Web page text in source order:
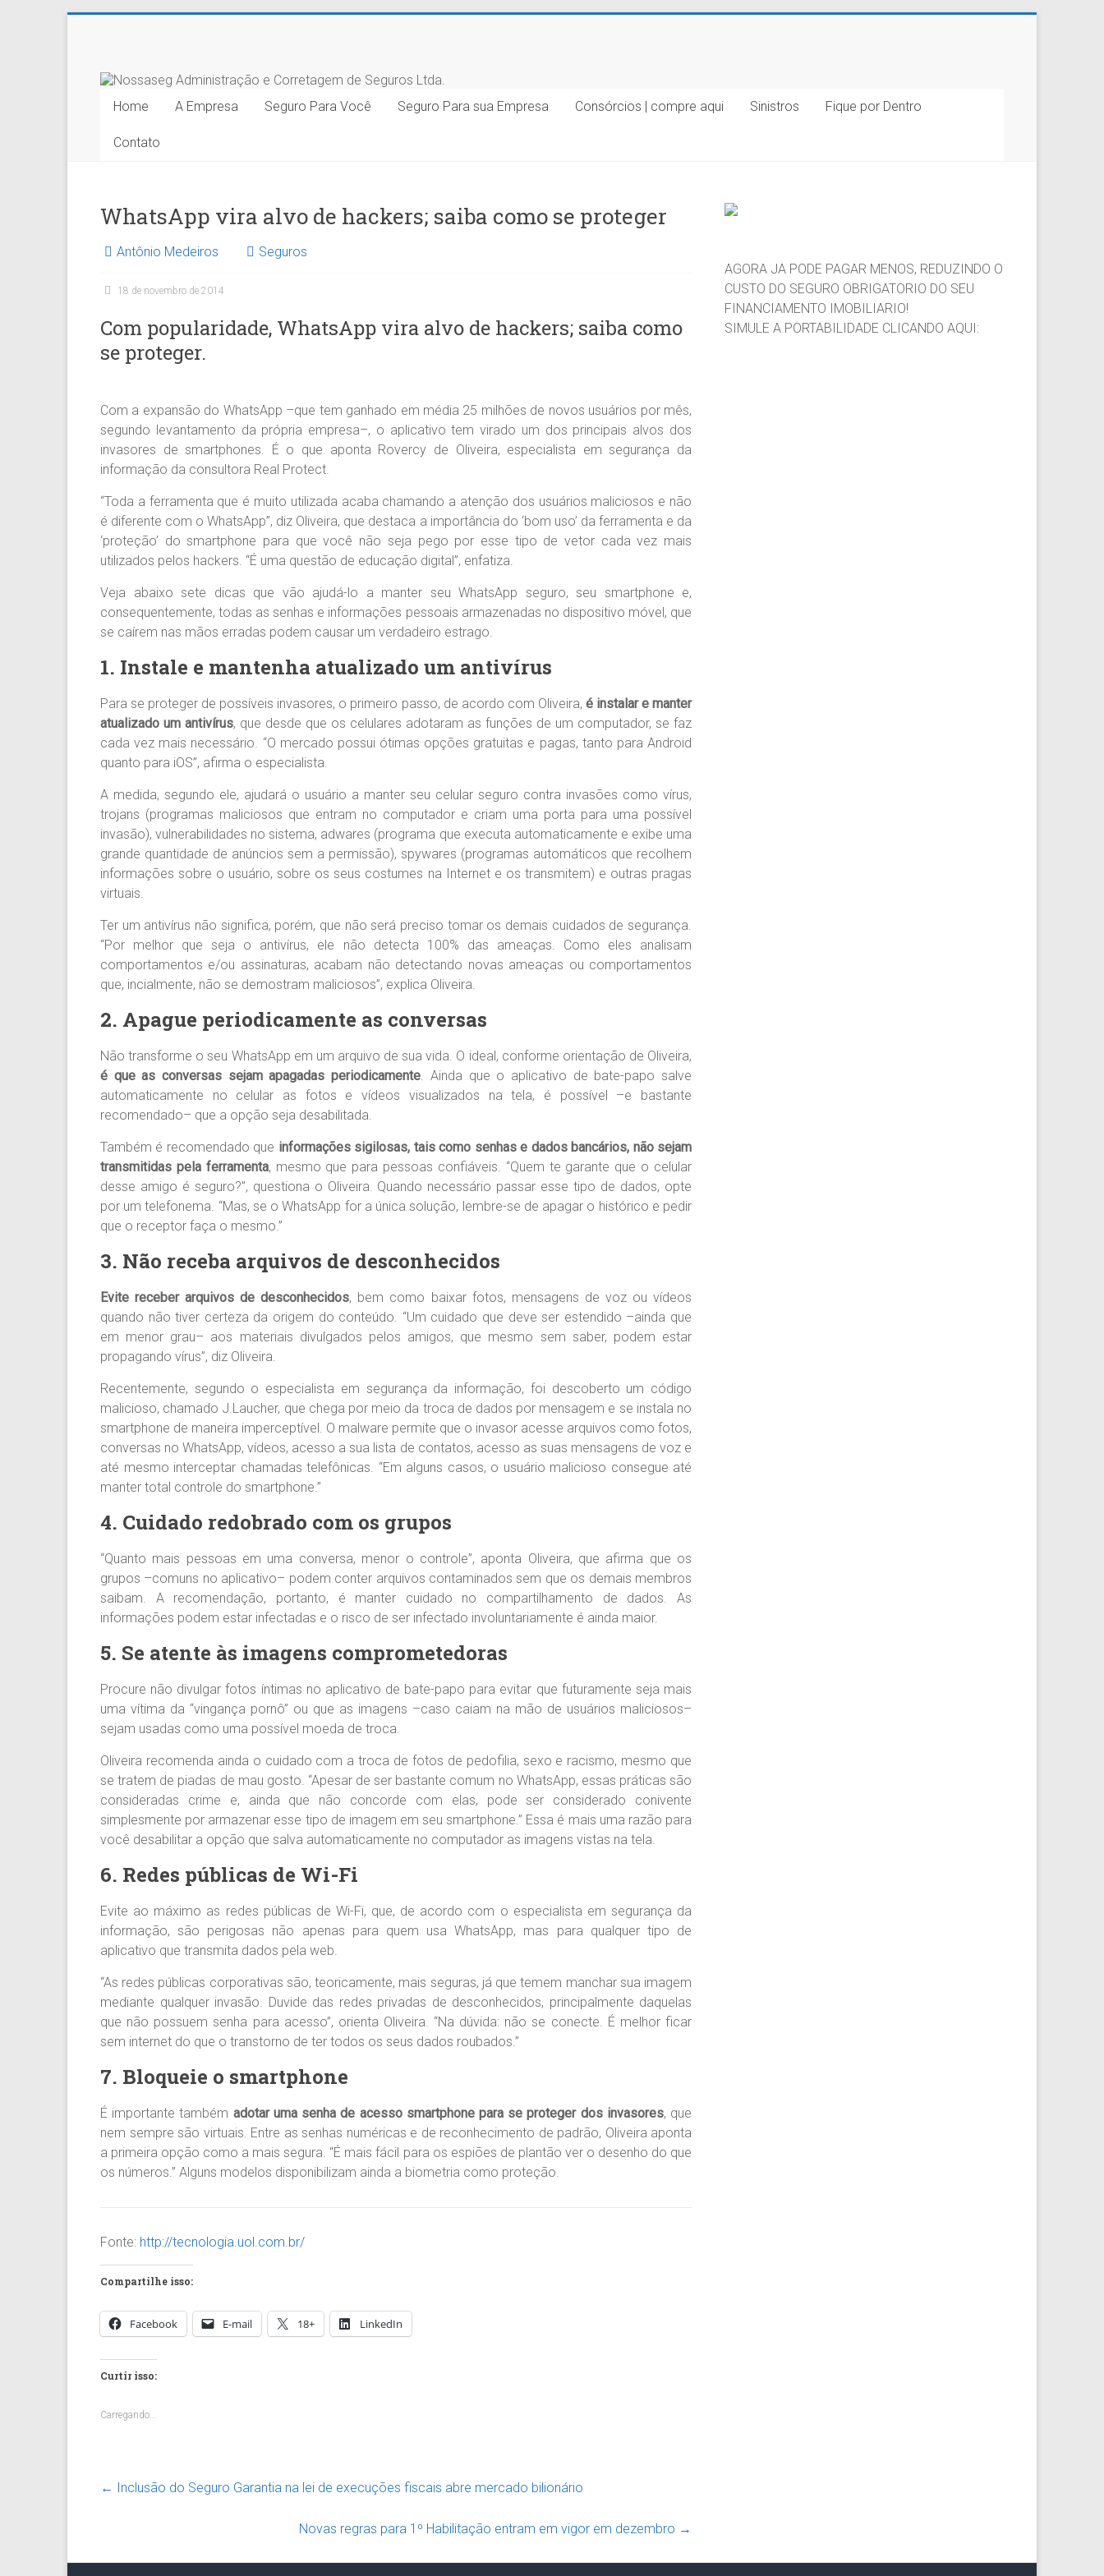
Nossaseg
Administração
Corretagem
Seguros
Ltda.
Home A Empresa Seguro Para Você Seguro Para sua Empresa Consórcios | compre aqui Sinistros Fique por Dentro
Contato
WhatsApp vira alvo de hackers; saiba como se proteger
Antônio Medeiros Seguros
18 de novembro de 2014
Com popularidade, WhatsApp vira alvo de hackers; saiba como
se proteger.
Com a expansão do WhatsApp –que tem ganhado em média 25 milhões de novos usuários por mês,
segundo levantamento da própria empresa–, o aplicativo tem virado um dos principais alvos dos
invasores de smartphones. É o que aponta Rovercy de Oliveira, especialista em segurança da
informação da consultora Real Protect.
“Toda a ferramenta que é muito utilizada acaba chamando a atenção dos usuários maliciosos e não
é diferente com o WhatsApp”, diz Oliveira, que destaca a importância do ‘bom uso’ da ferramenta e da
‘proteção’ do smartphone para que você não seja pego por esse tipo de vetor cada vez mais
utilizados pelos hackers. “É uma questão de educação digital”, enfatiza.
Veja abaixo sete dicas que vão ajudá-lo a manter seu WhatsApp seguro, seu smartphone e,
consequentemente, todas as senhas e informações pessoais armazenadas no dispositivo móvel, que
se caírem nas mãos erradas podem causar um verdadeiro estrago.
1. Instale e mantenha atualizado um antivírus
Para se proteger de possíveis invasores, o primeiro passo, de acordo com Oliveira, é instalar e manter
atualizado um antivírus, que desde que os celulares adotaram as funções de um computador, se faz
cada vez mais necessário. “O mercado possui ótimas opções gratuitas e pagas, tanto para Android
quanto para iOS”, afirma o especialista.
A medida, segundo ele, ajudará o usuário a manter seu celular seguro contra invasões como vírus,
trojans (programas maliciosos que entram no computador e criam uma porta para uma possível
invasão), vulnerabilidades no sistema, adwares (programa que executa automaticamente e exibe uma
grande quantidade de anúncios sem a permissão), spywares (programas automáticos que recolhem
informações sobre o usuário, sobre os seus costumes na Internet e os transmitem) e outras pragas
virtuais.
Ter um antivírus não significa, porém, que não será preciso tomar os demais cuidados de segurança.
“Por melhor que seja o antivírus, ele não detecta 100% das ameaças. Como eles analisam
comportamentos e/ou assinaturas, acabam não detectando novas ameaças ou comportamentos
que, incialmente, não se demostram maliciosos”, explica Oliveira.
2. Apague periodicamente as conversas
Não transforme o seu WhatsApp em um arquivo de sua vida. O ideal, conforme orientação de Oliveira,
é que as conversas sejam apagadas periodicamente. Ainda que o aplicativo de bate-papo salve
automaticamente no celular as fotos e vídeos visualizados na tela, é possível –e bastante
recomendado– que a opção seja desabilitada.
Também é recomendado que informações sigilosas, tais como senhas e dados bancários, não sejam
transmitidas pela ferramenta, mesmo que para pessoas confiáveis. “Quem te garante que o celular
desse amigo é seguro?”, questiona o Oliveira. Quando necessário passar esse tipo de dados, opte
por um telefonema. “Mas, se o WhatsApp for a única solução, lembre-se de apagar o histórico e pedir
que o receptor faça o mesmo.”
3. Não receba arquivos de desconhecidos
Evite receber arquivos de desconhecidos, bem como baixar fotos, mensagens de voz ou vídeos
quando não tiver certeza da origem do conteúdo. “Um cuidado que deve ser estendido –ainda que
em menor grau– aos materiais divulgados pelos amigos, que mesmo sem saber, podem estar
propagando vírus”, diz Oliveira.
Recentemente, segundo o especialista em segurança da informação, foi descoberto um código
malicioso, chamado J.Laucher, que chega por meio da troca de dados por mensagem e se instala no
smartphone de maneira imperceptível. O malware permite que o invasor acesse arquivos como fotos,
conversas no WhatsApp, vídeos, acesso a sua lista de contatos, acesso as suas mensagens de voz e
até mesmo interceptar chamadas telefônicas. “Em alguns casos, o usuário malicioso consegue até
manter total controle do smartphone.”
4. Cuidado redobrado com os grupos
“Quanto mais pessoas em uma conversa, menor o controle”, aponta Oliveira, que afirma que os
grupos –comuns no aplicativo– podem conter arquivos contaminados sem que os demais membros
saibam. A recomendação, portanto, é manter cuidado no compartilhamento de dados. As
informações podem estar infectadas e o risco de ser infectado involuntariamente é ainda maior.
5. Se atente às imagens comprometedoras
Procure não divulgar fotos íntimas no aplicativo de bate-papo para evitar que futuramente seja mais
uma vítima da “vingança pornô” ou que as imagens –caso caiam na mão de usuários maliciosos–
sejam usadas como uma possível moeda de troca.
Oliveira recomenda ainda o cuidado com a troca de fotos de pedofilia, sexo e racismo, mesmo que
se tratem de piadas de mau gosto. “Apesar de ser bastante comum no WhatsApp, essas práticas são
consideradas crime e, ainda que não concorde com elas, pode ser considerado conivente
simplesmente por armazenar esse tipo de imagem em seu smartphone.” Essa é mais uma razão para
você desabilitar a opção que salva automaticamente no computador as imagens vistas na tela.
6. Redes públicas de Wi-Fi
Evite ao máximo as redes públicas de Wi-Fi, que, de acordo com o especialista em segurança da
informação, são perigosas não apenas para quem usa WhatsApp, mas para qualquer tipo de
aplicativo que transmita dados pela web.
“As redes públicas corporativas são, teoricamente, mais seguras, já que temem manchar sua imagem
mediante qualquer invasão. Duvide das redes privadas de desconhecidos, principalmente daquelas
que não possuem senha para acesso”, orienta Oliveira. “Na dúvida: não se conecte. É melhor ficar
sem internet do que o transtorno de ter todos os seus dados roubados.”
7. Bloqueie o smartphone
É importante também adotar uma senha de acesso smartphone para se proteger dos invasores, que
nem sempre são virtuais. Entre as senhas numéricas e de reconhecimento de padrão, Oliveira aponta
a primeira opção como a mais segura. “É mais fácil para os espiões de plantão ver o desenho do que
os números.” Alguns modelos disponibilizam ainda a biometria como proteção.
Fonte: http://tecnologia.uol.com.br/
Compartilhe isso:
Facebook E-mail 18+ LinkedIn
Curtir isso:
Carregando...
← Inclusão do Seguro Garantia na lei de execuções fiscais abre mercado bilionário
Novas regras para 1º Habilitação entram em vigor em dezembro →
AGORA JA PODE PAGAR MENOS, REDUZINDO O
CUSTO DO SEGURO OBRIGATORIO DO SEU
FINANCIAMENTO IMOBILIARIO!
SIMULE A PORTABILIDADE CLICANDO AQUI: